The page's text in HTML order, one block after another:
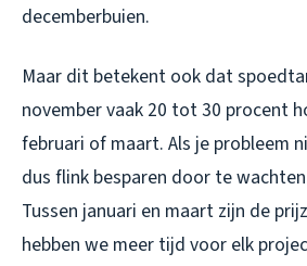
decemberbuien.
Maar dit betekent ook dat
november vaak 20 tot 30 procent
februari of maart. Als je probleem
dus flink besparen door te
Tussen januari en maart zijn de
hebben we meer tijd voor elk